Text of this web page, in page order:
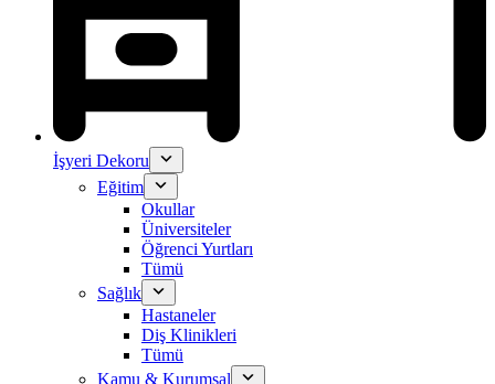
İşyeri Dekoru
Eğitim
Okullar
Üniversiteler
Öğrenci Yurtları
Tümü
Sağlık
Hastaneler
Diş Klinikleri
Tümü
Kamu & Kurumsal